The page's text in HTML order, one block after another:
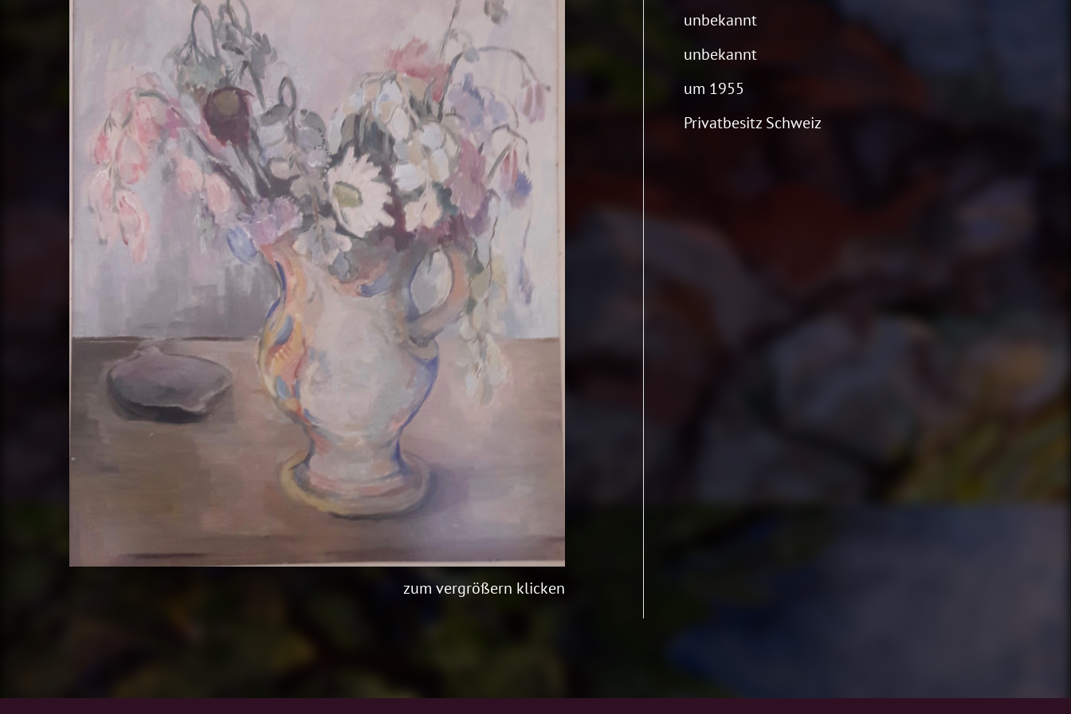
zum vergrößern klicken
unbekannt
unbekannt
um 1955
Privatbesitz Schweiz